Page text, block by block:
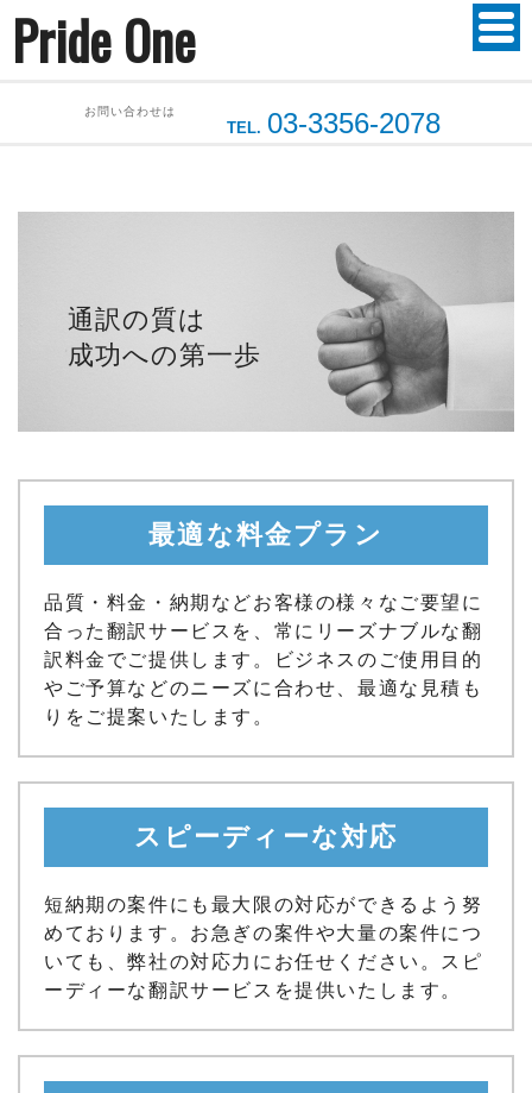
Pride One
お問い合わせは
TEL. 03-3356-2078
通訳の質は
成功への第一歩
最適な料金プラン
品質・料金・納期などお客様の様々なご要望に
合った翻訳サービスを、常にリーズナブルな翻
訳料金でご提供します。ビジネスのご使用目的
やご予算などのニーズに合わせ、最適な見積も
りをご提案いたします。
スピーディーな対応
短納期の案件にも最大限の対応ができるよう努
めております。お急ぎの案件や大量の案件につ
いても、弊社の対応力にお任せください。スピ
ーディーな翻訳サービスを提供いたします。